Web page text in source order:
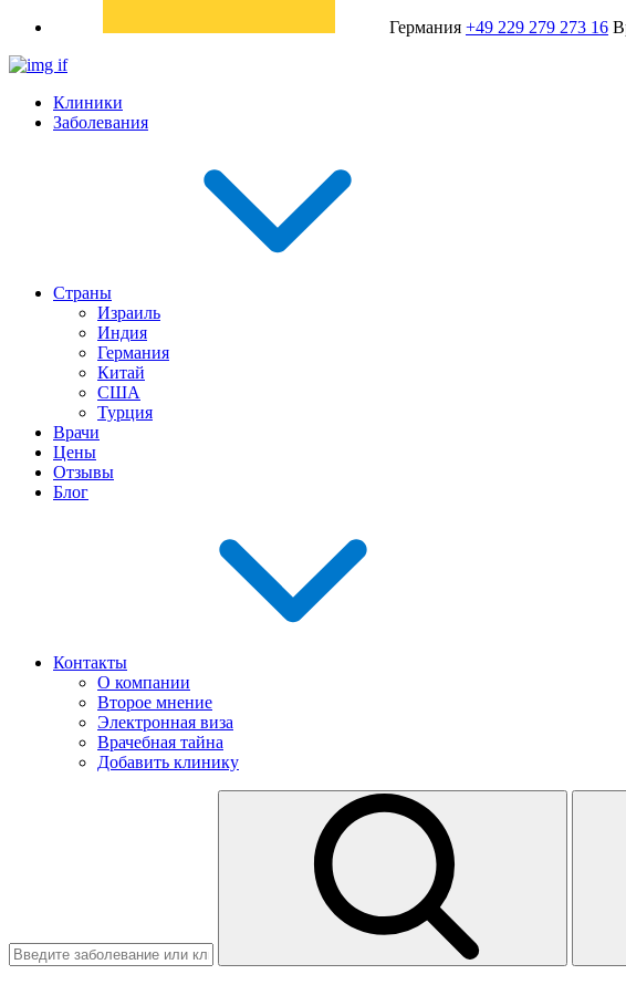
Германия +49 229 279 273 16
Клиники
Заболевания
Страны
Израиль
Индия
Германия
Китай
США
Турция
Врачи
Цены
Отзывы
Блог
Контакты
О компании
Второе мнение
Электронная виза
Врачебная тайна
Добавить клинику